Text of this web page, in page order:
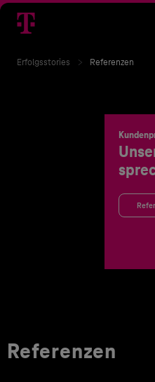
Erfolgsstories Referenzen
Referenzen